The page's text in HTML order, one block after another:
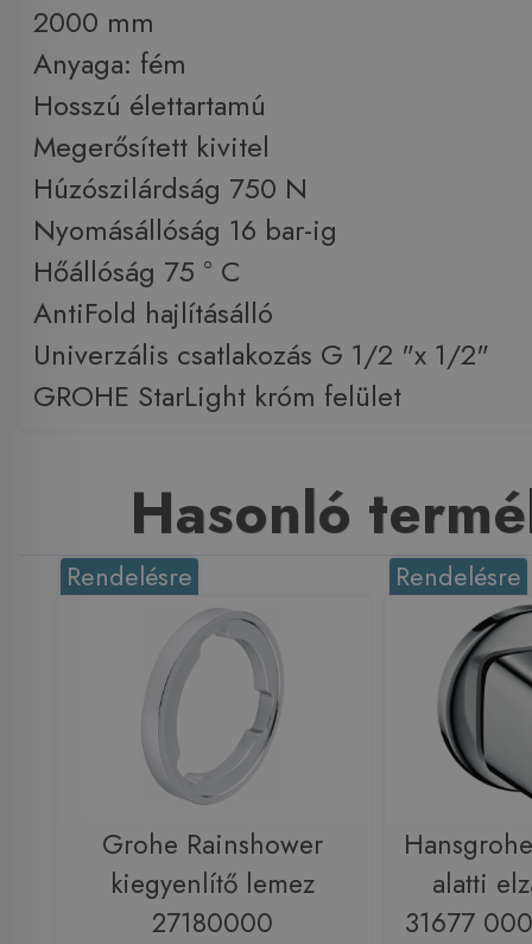
2000 mm
Anyaga: fém
Hosszú élettartamú
Megerősített kivitel
Húzószilárdság 750 N
Nyomásállóság 16 bar-ig
Hőállóság 75 ° C
AntiFold hajlításálló
Univerzális csatlakozás G 1/2 "x 1/2"
GROHE StarLight króm felület
Hasonló
Rendelésre
Grohe Rainshower
kiegyenlítő lemez
27180000
Rendelésre
alatti
31677